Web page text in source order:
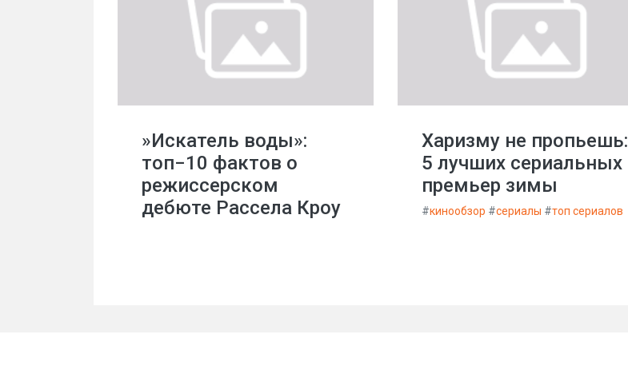
»Искатель воды»:
топ−10 фактов о
режиссерском
дебюте Рассела Кроу
Харизму не пропьешь:
5 лучших сериальных
премьер зимы
#кинообзор #сериалы #топ сериалов